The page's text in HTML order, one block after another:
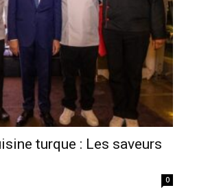
turque : Les saveurs
0